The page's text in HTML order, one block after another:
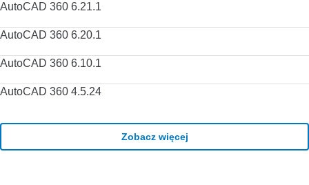
AutoCAD 360 6.21.1
AutoCAD 360 6.20.1
AutoCAD 360 6.10.1
AutoCAD 360 4.5.24
Zobacz więcej